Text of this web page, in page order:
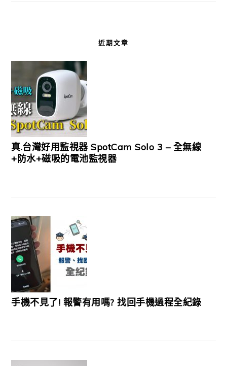
近期文章
真.台灣好用監視器 SpotCam Solo 3 – 全無線
+防水+磁吸的電池監視器
手機不見了! 報警有用嗎? 找回手機過程全紀錄